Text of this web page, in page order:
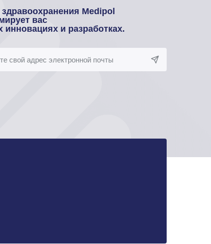
здравоохранения Medipol
вас
инновациях и разработках.